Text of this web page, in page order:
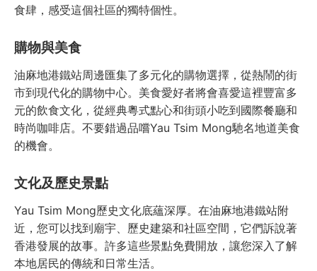
食肆，感受這個社區的獨特個性。
購物與美食
油麻地港鐵站周邊匯集了多元化的購物選擇，從熱鬧的街
市到現代化的購物中心。美食愛好者將會喜愛這裡豐富多
元的飲食文化，從經典粵式點心和街頭小吃到國際餐廳和
時尚咖啡店。不要錯過品嚐Yau Tsim Mong馳名地道美食
的機會。
文化及歷史景點
Yau Tsim Mong歷史文化底蘊深厚。在油麻地港鐵站附
近，您可以找到廟宇、歷史建築和社區空間，它們訴說著
香港發展的故事。許多這些景點免費開放，讓您深入了解
本地居民的傳統和日常生活。